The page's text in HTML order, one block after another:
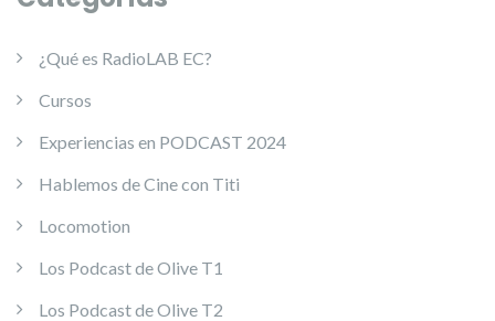
¿Qué es RadioLAB EC?
Cursos
Experiencias en PODCAST 2024
Hablemos de Cine con Titi
Locomotion
Los Podcast de Olive T1
Los Podcast de Olive T2